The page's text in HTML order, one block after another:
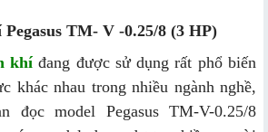
Máy nén khí Pegasus TM- V -0.25/8
nổi bật của máy nén khí Pegasus TM-
TM- V -0.25/8 (3 HP)
khíđang được sử dụng rất phổ biến
khác nhau trong nhiều ngành nghề,
đọc model Pegasus TM-V-0.25/8